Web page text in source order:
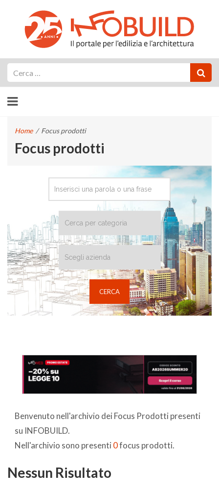
Home / Focus prodotti
Focus prodotti
Benvenuto nell'archivio dei Focus Prodotti presenti
su INFOBUILD.
Nell'archivio sono presenti 0focus prodotti.
Nessun Risultato